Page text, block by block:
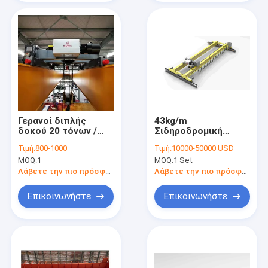
Σπίτι
Βίντεο
Γερανοί διπλής
δοκού 20 τόνων /
κατασκευαστής
γερανού ανάρτησης
διπλής δοκού
Τιμή:800-1000
MOQ:1
Λάβετε την πιο πρόσφατη τιμή
Επικοινωνήστε
43kg/m
Σιδηροδρομική
Δύο Γράμματα
γέφυρα κρεμασμένο
γερανό για 6-30M
Τιμή:10000-50000 USD
MOQ:1 Set
Λάβετε την πιο πρόσφατη τιμή
Επικοινωνήστε